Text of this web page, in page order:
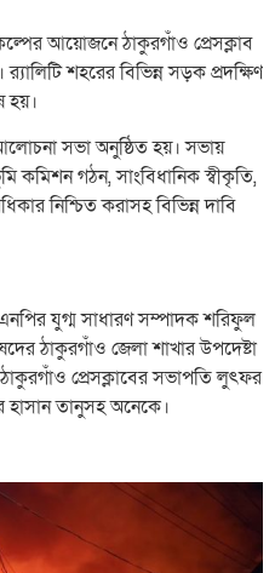
আয়োজনে ঠাকুরগাঁও প্রেসক্লাব
শহরের বিভিন্ন সড়ক প্রদক্ষিণ
হয়।
সভা অনুষ্ঠিত হয়। সভায়
গঠন, সাংবিধানিক স্বীকৃতি,
নিশ্চিত করাসহ বিভিন্ন দাবি
যুগ্ম সাধারণ সম্পাদক শরিফুল
ঠাকুরগাঁও জেলা শাখার উপদেষ্টা
প্রেসক্লাবের সভাপতি লুৎফর
হাসান তানুসহ অনেকে।